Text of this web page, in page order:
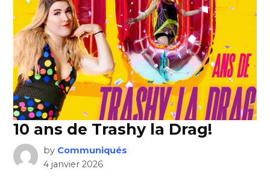
10 ans de Trashy la Drag!
by Communiqués
4 janvier 2026